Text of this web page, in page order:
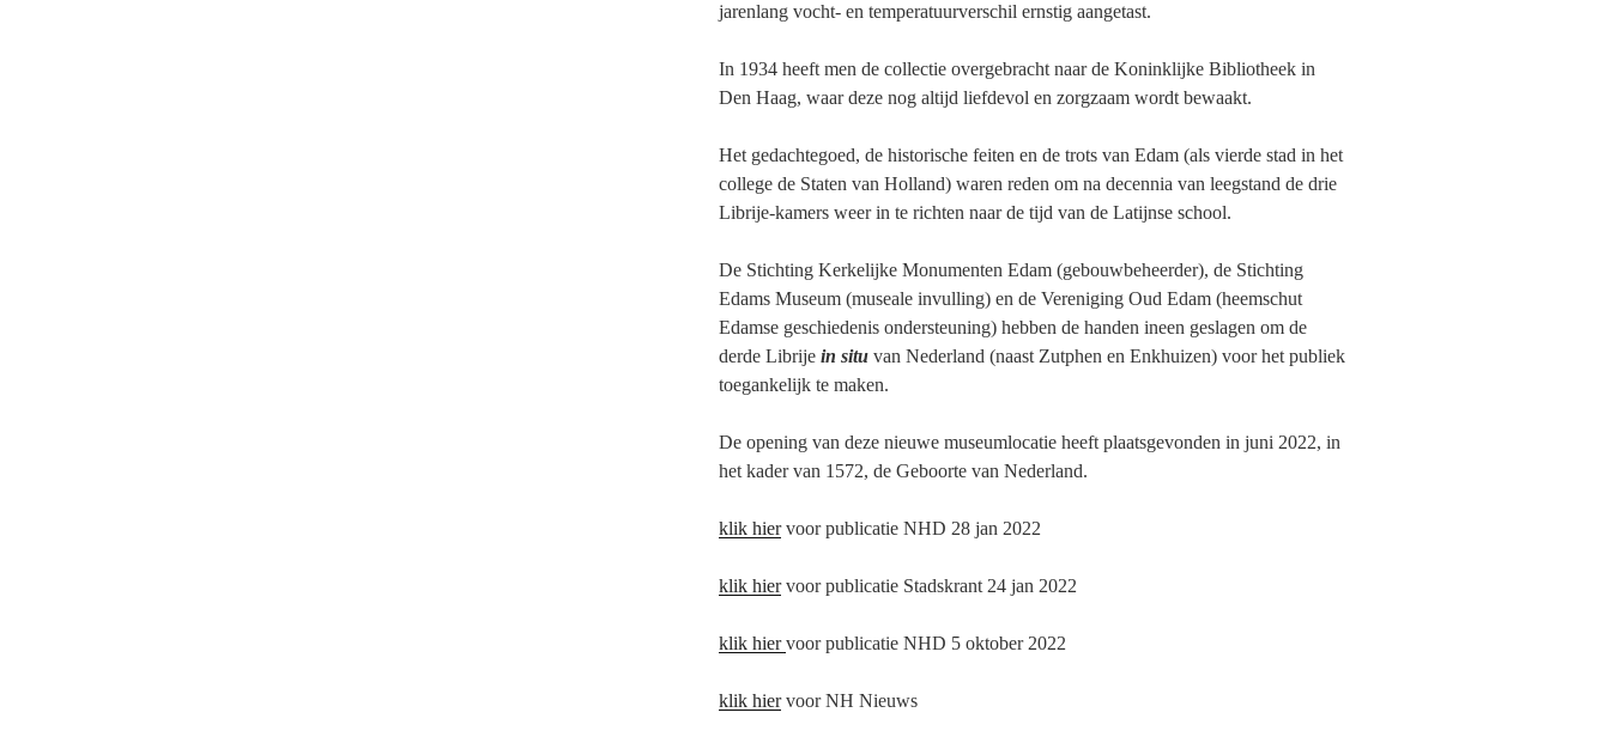
jarenlang vocht- en temperatuurverschil ernstig aangetast.
In 1934 heeft men de collectie overgebracht naar de Koninklijke Bibliotheek in
Den Haag, waar deze nog altijd liefdevol en zorgzaam wordt bewaakt.
Het gedachtegoed, de historische feiten en de trots van Edam (als vierde stad in het
college de Staten van Holland) waren reden om na decennia van leegstand de drie
Librije-kamers weer in te richten naar de tijd van de Latijnse school.
De Stichting Kerkelijke Monumenten Edam (gebouwbeheerder), de Stichting
Edams Museum (museale invulling) en de Vereniging Oud Edam (heemschut
Edamse geschiedenis ondersteuning) hebben de handen ineen geslagen om de
derde Librije in situvan Nederland (naast Zutphen en Enkhuizen) voor het publiek
toegankelijk te maken.
De opening van deze nieuwe museumlocatie heeft plaatsgevonden in juni 2022, in
het kader van 1572, de Geboorte van Nederland.
klik hiervoor publicatie NHD 28 jan 2022
klik hiervoor publicatie Stadskrant 24 jan 2022
klik hiervoor publicatie NHD 5 oktober 2022
klik hiervoor NH Nieuws